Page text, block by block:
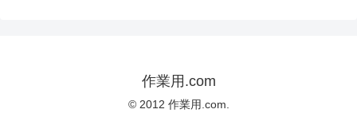
作業用.com
© 2012 作業用.com.